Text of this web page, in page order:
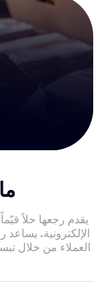
يقدم رجعها حلاً
الإلكترونية.
العملاء من خلال